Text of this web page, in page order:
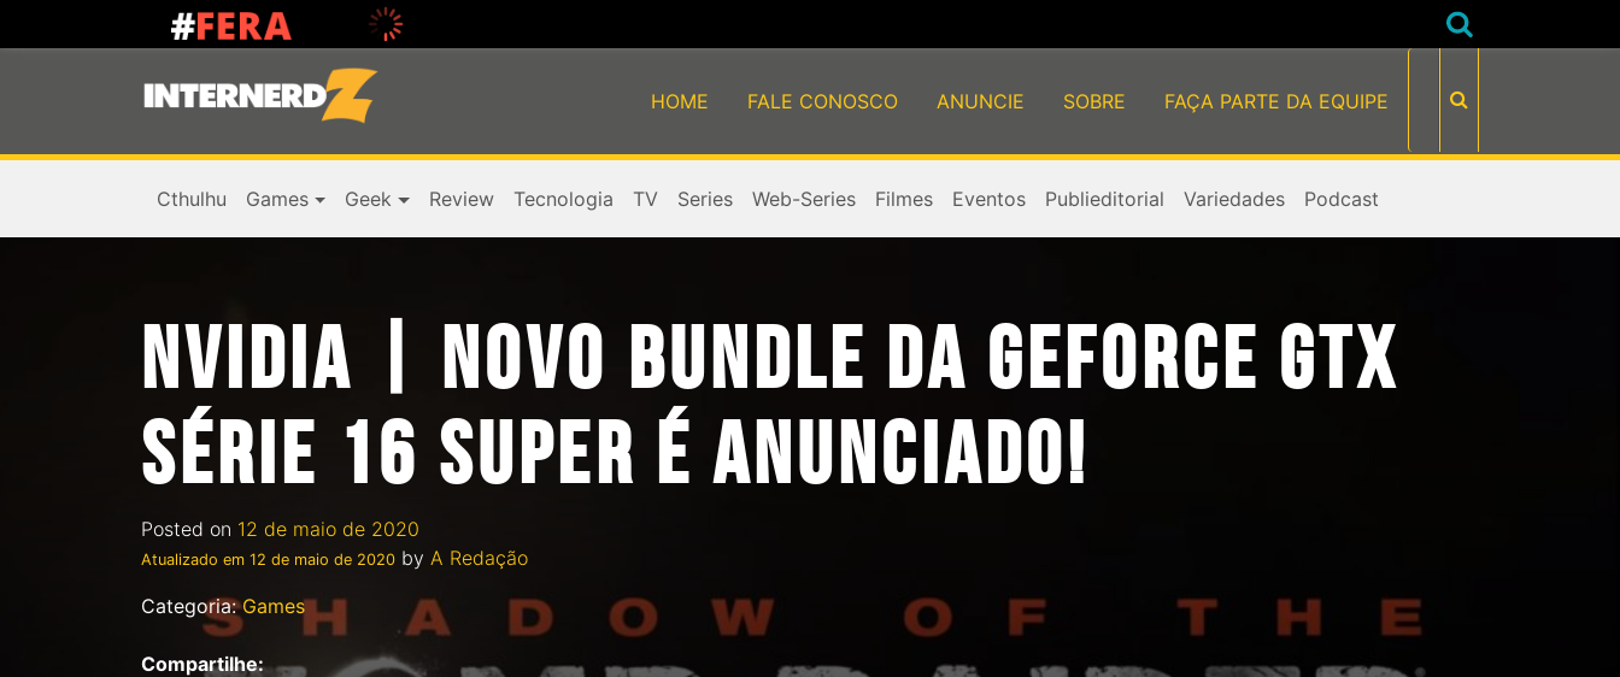
HOME FALE CONOSCO ANUNCIE SOBRE FAÇA PARTE DA EQUIPE
Cthulhu Games Geek Review Tecnologia TV Series Web-Series Filmes Eventos Publieditorial Variedades Podcast
NVIDIA | NOVO BUNDLE DA GEFORCE GTX
SÉRIE 16 SUPER É ANUNCIADO!
Posted on 12 de maio de 2020
Atualizado em 12 de maio de 2020 by A Redação
Categoria:Games
Compartilhe: